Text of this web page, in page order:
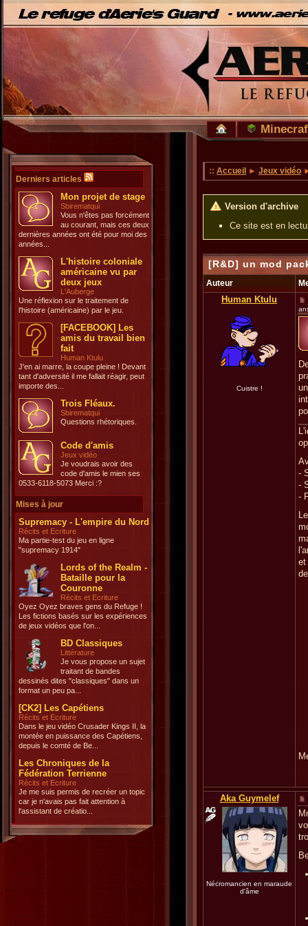
Derniers articles
Mon projet de stage
Sbirematqui
Vous n'êtes pas forcément
au courant, mais ces deux
dernières années ont été pour moi des
années...
L'histoire coloniale
américaine vu par
deux jeux
L'Auberge
Une réflexion sur le traitement de
l'histoire (américaine) par le jeu.
[FACEBOOK] Les
amis du travail bien
fait
Human Ktulu
J'en ai marre, la coupe pleine ! Devant
tant d'adversité il me fallait réagir, peut
importe des...
Trois Fléaux.
Sbirematqui
Questions rhétoriques.
Code d'amis
Jeux vidéo
Je voudrais avoir des
code d'amis le mien ses
0533-6118-5073 Merci :?
Mises à jour
Supremacy - L'empire du Nord
Récits et Ecriture
Ma partie-test du jeu en ligne
"supremacy 1914"
Lords of the Realm -
Bataille pour la
Couronne
Récits et Ecriture
Oyez Oyez braves gens du Refuge !
Les fictions basés sur les expériences
de jeux vidéos que l'on...
BD Classiques
Littérature
Je vous propose un sujet
traitant de bandes
dessinés dites "classiques" dans un
format un peu pa...
[CK2] Les Capétiens
Récits et Ecriture
Dans le jeu vidéo Crusader Kings II, la
montée en puissance des Capétiens,
depuis le comté de Be...
Les Chroniques de la
Fédération Terrienne
Récits et Ecriture
Je me suis permis de recréer un topic
car je n'avais pas fait attention à
l'assistant de créatio...
:: Accueil ► Jeux vidéo
Version d'archive
Ce site est en
[R&D] un mod
Auteur
Human Ktulu
Cuistre !
-
-
-
et
Aka Guymelef
Nécromancien en maraude
d'âme